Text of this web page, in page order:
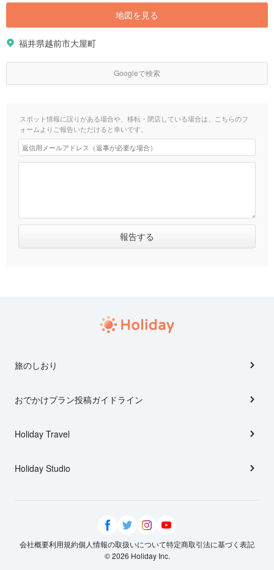
地図を見る
福井県越前市大屋町
Googleで検索
スポット情報に誤りがある場合や、移転・閉店している場合は、こちらのフ
ォームよりご報告いただけると幸いです。
旅のしおり
おでかけプラン投稿ガイドライン
Holiday Travel
Holiday Studio
会社概要利用規約個人情報の取扱いについて特定商取引法に基づく表記
© 2026 Holiday Inc.